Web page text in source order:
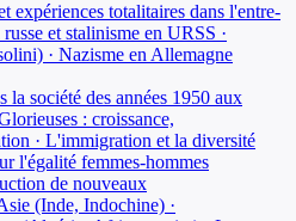
expériences totalitaires dans l'entre-
et stalinisme en URSS ·
· Nazisme en Allemagne
la société des années 1950 aux
: croissance,
· L'immigration et la diversité
l'égalité femmes-hommes
de nouveaux
(Inde, Indochine) ·